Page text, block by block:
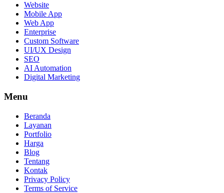
Website
Mobile App
Web App
Enterprise
Custom Software
UI/UX Design
SEO
AI Automation
Digital Marketing
Menu
Beranda
Layanan
Portfolio
Harga
Blog
Tentang
Kontak
Privacy Policy
Terms of Service